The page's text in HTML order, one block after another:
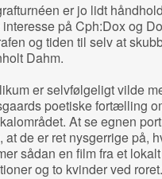
er jo lidt
interesse på Cph:Dox og
og tiden til selv at
Dahm.
er selvfølgeligt vilde
poetiske fortælling
At se egnen
at de er ret nysgerrige på,
sådan en film fra et
og to kvinder ved